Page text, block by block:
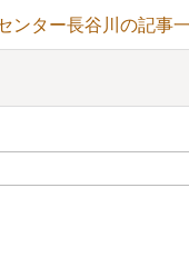
ンター長谷川の記事